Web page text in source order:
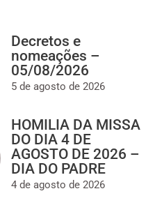
Decretos e
nomeações –
05/08/2026
5 de agosto de 2026
HOMILIA DA MISSA
DO DIA 4 DE
AGOSTO DE 2026 –
DIA DO PADRE
4 de agosto de 2026